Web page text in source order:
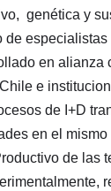
genética y
de
en alianza
e
de I+D
en el
de las